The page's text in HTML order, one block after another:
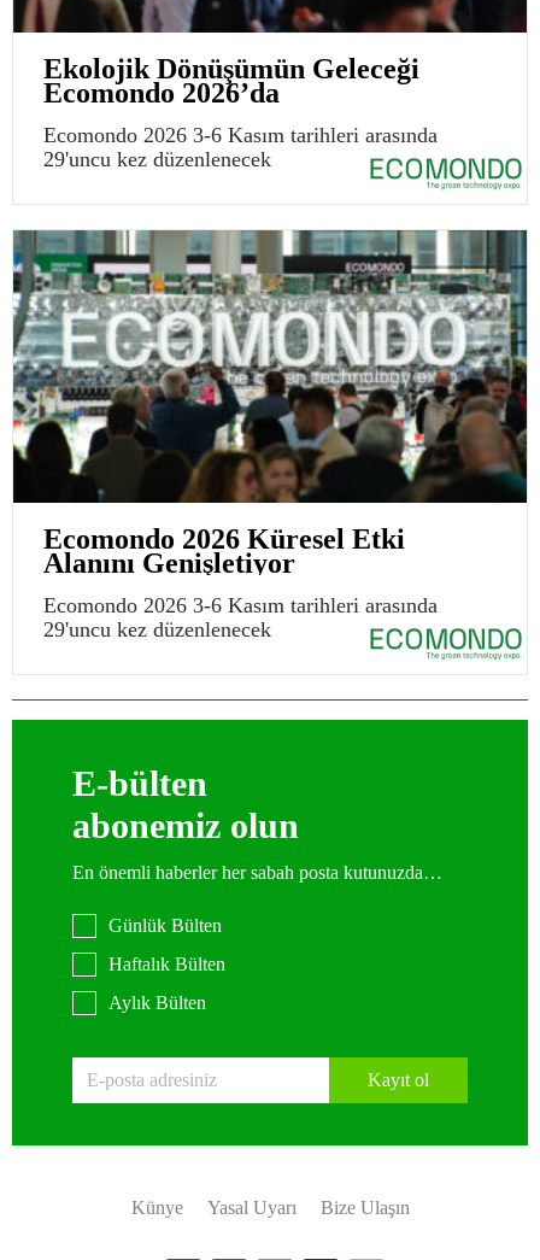
Ekolojik Dönüşümün Geleceği
Ecomondo 2026’da
Ecomondo 2026 3-6 Kasım tarihleri arasında
29'uncu kez düzenlenecek
Ecomondo 2026 Küresel Etki
Alanını Genişletiyor
Ecomondo 2026 3-6 Kasım tarihleri arasında
29'uncu kez düzenlenecek
E-bülten
abonemiz olun
En önemli haberler her sabah posta kutunuzda…
Günlük Bülten
Haftalık Bülten
Aylık Bülten
Kayıt ol
Künye Yasal Uyarı Bize Ulaşın